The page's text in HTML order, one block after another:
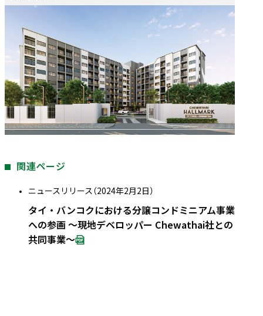
関連ページ
ニュースリリース（2024年2月2日）
タイ・バンコクにおける分譲コンドミニアム事業
への参画 ～現地デベロッパー Chewathai社との
共同事業～